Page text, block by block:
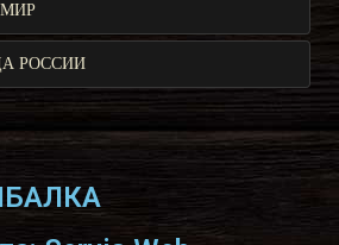
РОССИИ